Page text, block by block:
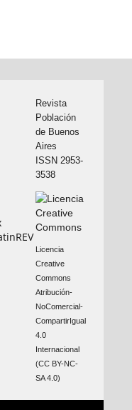
Revista
Población
de Buenos
Aires
ISSN 2953-
3538
Licencia
Creative
Commons
Atribución-
NoComercial-
CompartirIgual
4.0
Internacional
(CC BY-NC-
SA 4.0)